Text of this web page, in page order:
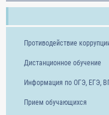
Противодействие
Дистанционное обучение
Информация по ОГЭ, ЕГЭ,
Прием обучающихся